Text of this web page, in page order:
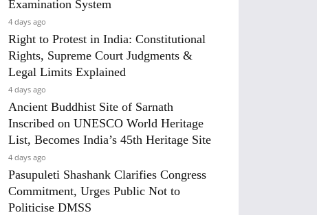
Examination System
4 days ago
Right to Protest in India: Constitutional
Rights, Supreme Court Judgments &
Legal Limits Explained
4 days ago
Ancient Buddhist Site of Sarnath
Inscribed on UNESCO World Heritage
List, Becomes India’s 45th Heritage Site
4 days ago
Pasupuleti Shashank Clarifies Congress
Commitment, Urges Public Not to
Politicise DMSS